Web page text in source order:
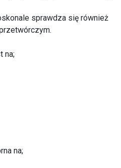
sprawdza się również
na;
na;